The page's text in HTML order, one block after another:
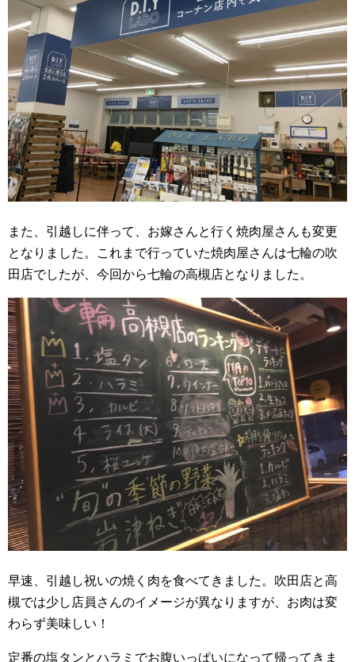
また、引越しに伴って、お嫁さんと行く焼肉屋さんも変更
となりました。これまで行っていた焼肉屋さんは七輪の吹
田店でしたが、今回から七輪の高槻店となりました。
早速、引越し祝いの焼く肉を食べてきました。吹田店と高
槻では少し店員さんのイメージが異なりますが、お肉は変
わらず美味しい！
定番の塩タンとハラミでお腹いっぱいになって帰ってきま